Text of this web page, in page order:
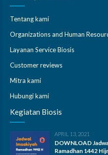
Tentang kami
Organizations and Human
Layanan Service Biosis
Customer reviews
Mitra kami
Hubungi kami
Kegiatan Biosis
APRIL 13, 2021
DOWNLOAD
Ramadhan 1442